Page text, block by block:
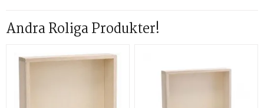
Andra Roliga Produkter!